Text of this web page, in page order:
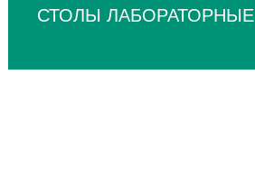
СТОЛЫ ЛАБОРАТОРНЫЕ